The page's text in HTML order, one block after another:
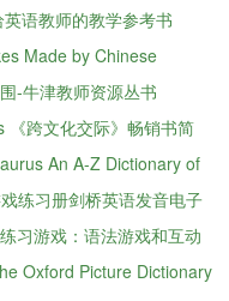
语教师的教学参考书
Made by Chinese
-牛津教师资源丛书
跨文化交际》畅销书简
An A-Z Dictionary of
练习册剑桥英语发音电子
习游戏：语法游戏和互动
Oxford Picture Dictionary